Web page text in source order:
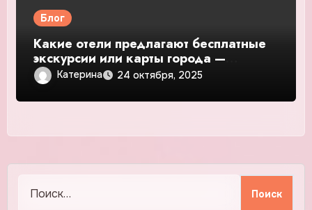
Блог
Какие отели предлагают бесплатные
экскурсии или карты города —
подробное руководство и обзор
Катерина 24 октября, 2025